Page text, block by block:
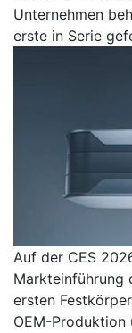
Unternehmen
erste in Serie
Auf der CES
Markteinführung
ersten
OEM-